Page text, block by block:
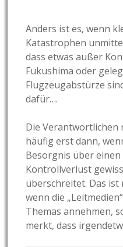
Anders ist es, wenn
Katastrophen
dass etwas außer
Fukushima oder
Flugzeugabstürze
dafür….
Die Verantwortlichen
häufig erst dann,
Besorgnis über
Kontrollverlust
überschreitet. Das ist
wenn die
Themas annehmen,
merkt, dass